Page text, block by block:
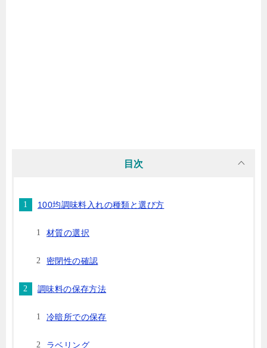
目次
100均調味料入れの種類と選び方
材質の選択
密閉性の確認
調味料の保存方法
冷暗所での保存
ラベリング